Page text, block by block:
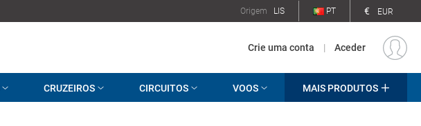
Origem LIS PT € EUR
Crie uma conta | Aceder
CRUZEIROS CIRCUITOS VOOS MAIS PRODUTOS